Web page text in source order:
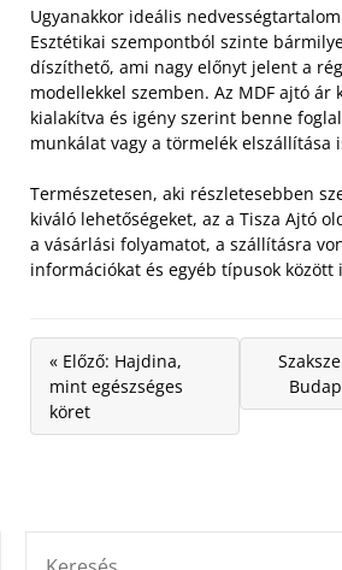
Ugyanakkor ideális
Esztétikai szempontból szinte
díszíthető, ami nagy előnyt jelent a
modellekkel szemben. Az MDF ajtó ár
kialakítva és igény szerint benne
munkálat vagy a törmelék elszállítása
Természetesen, aki részletesebben
kiváló lehetőségeket, az a Tisza Ajtó
a vásárlási folyamatot, a szállításra
információkat és egyéb típusok között
« Előző: Hajdina,
mint egészséges
köret